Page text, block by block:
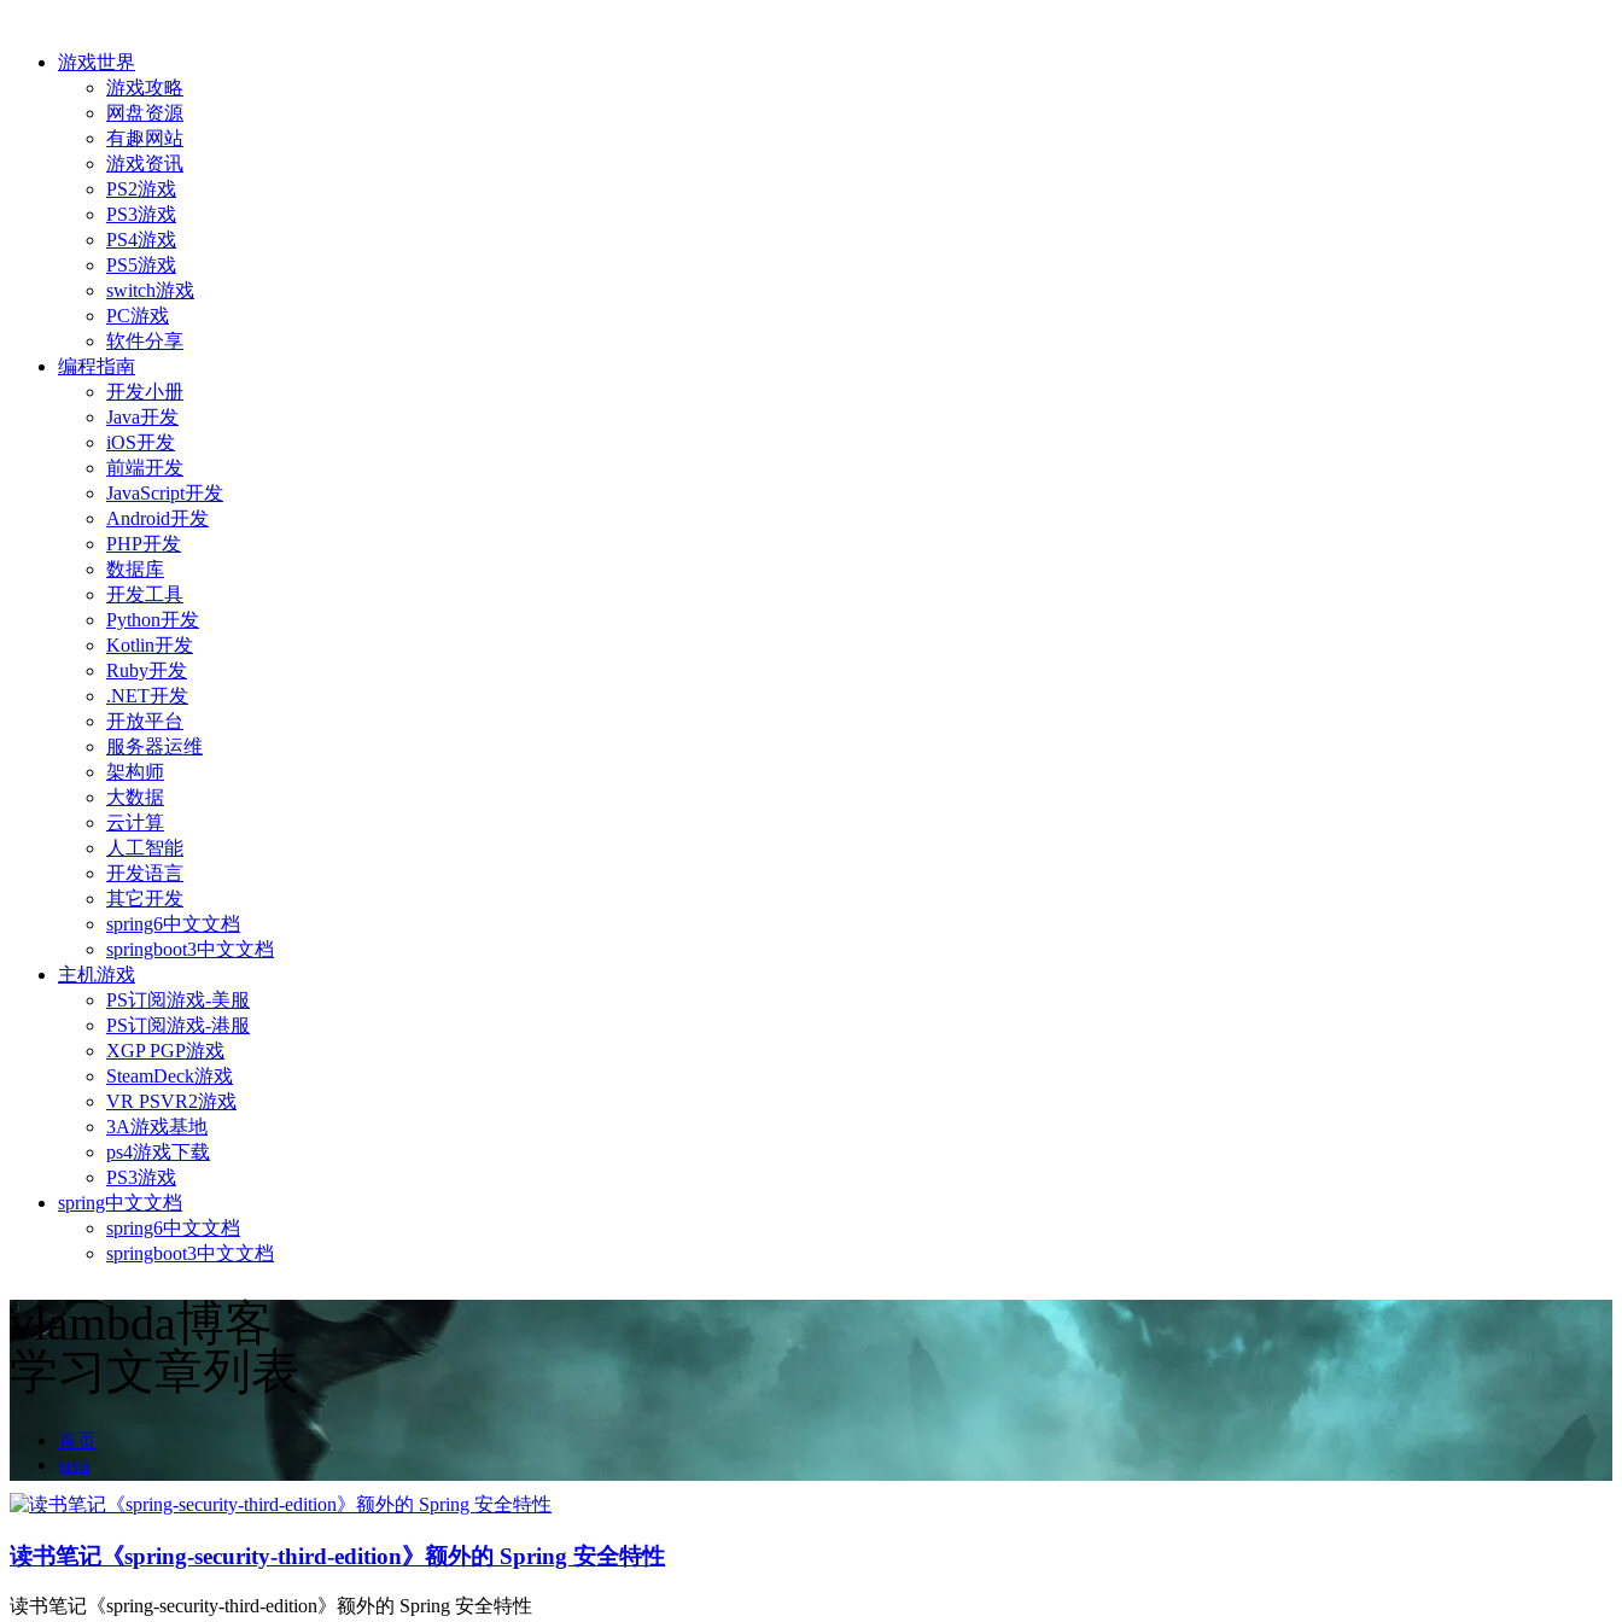
游戏世界
游戏攻略
网盘资源
有趣网站
游戏资讯
PS2游戏
PS3游戏
PS4游戏
PS5游戏
switch游戏
PC游戏
软件分享
编程指南
开发小册
Java开发
iOS开发
前端开发
JavaScript开发
Android开发
PHP开发
数据库
开发工具
Python开发
Kotlin开发
Ruby开发
.NET开发
开放平台
服务器运维
架构师
大数据
云计算
人工智能
开发语言
其它开发
spring6中文文档
springboot3中文文档
主机游戏
PS订阅游戏-美服
PS订阅游戏-港服
XGP PGP游戏
SteamDeck游戏
VR PSVR2游戏
3A游戏基地
ps4游戏下载
PS3游戏
spring中文文档
spring6中文文档
springboot3中文文档
vlambda博客
学习文章列表
首页
java
读书笔记《spring-security-third-edition》额外的 Spring 安全特性
读书笔记《spring-security-third-edition》额外的 Spring 安全特性